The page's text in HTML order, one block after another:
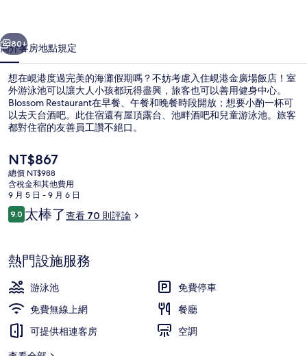
的
相
片
集
個 下一個
80+
簡介客房地點規定
想在峴港度過完美的海灘假期嗎？不妨考慮入住峴港金廣場飯店！室
外游泳池可以讓大人小孩都玩得盡興，旅客也可以善用健身中心。
Blossom Restaurant在早餐、午餐和晚餐時段開放；想要小酌一杯可
以去天台酒吧。此住宿還有屋頂露台、池畔酒吧和兒童游泳池。旅客
都對住宿的友善員工讚不絕口。
目
前
的
價
格
是
NT$867
總價 NT$988
含稅金和其他費用
9 月 5 日 - 9 月 6 日
評
論
9.09.0 分，滿分 10 分，
太棒了查看 70 則評論
熱門設施服務
游泳池
免費停車
免費無線上網
餐廳
可提供相連客房
空調